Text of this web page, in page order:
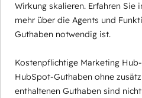
Wirkung skalieren. Erfahren Sie
mehr über die Agents und
Guthaben notwendig ist.
Kostenpflichtige Marketing
HubSpot-Guthaben ohne
enthaltenen Guthaben sind